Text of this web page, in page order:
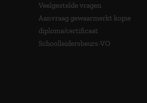
Veelgestelde vragen
Aanvraag gewaarmerkt kopie
diploma/certificaat
Schoolleidersbeurs-VO